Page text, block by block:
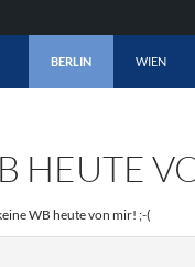
BERLIN
WIEN
HEUTE
WB heute von mir! ;-(